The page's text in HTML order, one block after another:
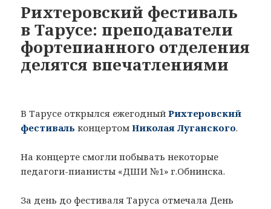
Рихтеровский фестиваль
в Тарусе: преподаватели
фортепианного отделения
делятся впечатлениями
В Тарусе открылся ежегодныйРихтеровский
фестиваль концертомНиколая Луганского.
На концерте смогли побывать некоторые
педагоги-пианисты «ДШИ №1» г.Обнинска.
За день до фестиваля Таруса отмечала День